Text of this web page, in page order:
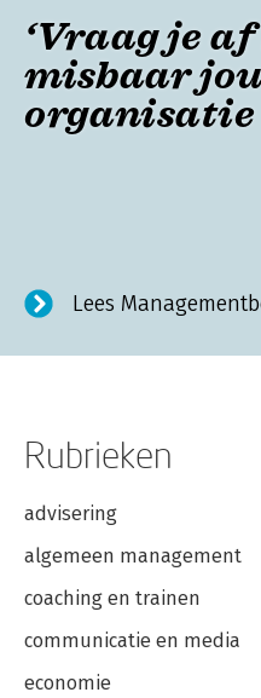
‘Vraag je
misbaar
organisatie
Sven Rickli heeft een
In
je waarom. Verder
Brakel, Jobbeke de
Kranenburg..
Lees
Rubrieken
advisering
algemeen management
coaching en trainen
communicatie en media
economie